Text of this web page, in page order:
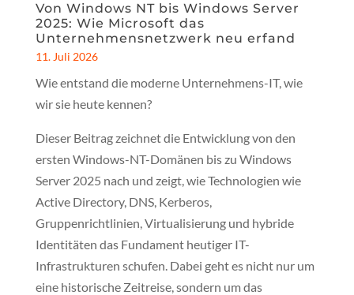
Von Windows NT bis Windows Server
2025: Wie Microsoft das
Unternehmensnetzwerk neu erfand
11. Juli 2026
Wie entstand die moderne Unternehmens-IT, wie
wir sie heute kennen?
Dieser Beitrag zeichnet die Entwicklung von den
ersten Windows-NT-Domänen bis zu Windows
Server 2025 nach und zeigt, wie Technologien wie
Active Directory, DNS, Kerberos,
Gruppenrichtlinien, Virtualisierung und hybride
Identitäten das Fundament heutiger IT-
Infrastrukturen schufen. Dabei geht es nicht nur um
eine historische Zeitreise, sondern um das